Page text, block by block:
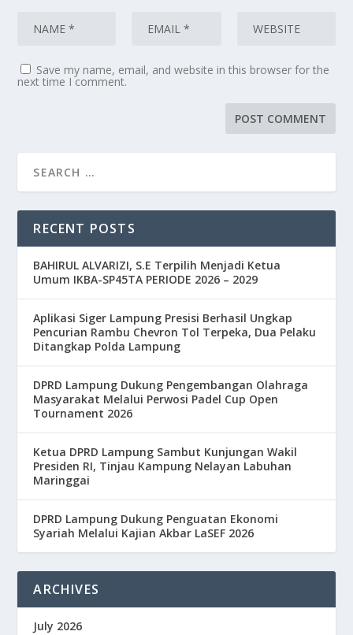
Save my name, email, and website in this browser for the
next time I comment.
RECENT POSTS
BAHIRUL ALVARIZI, S.E Terpilih Menjadi Ketua
Umum IKBA-SP45TA PERIODE 2026 – 2029
Aplikasi Siger Lampung Presisi Berhasil Ungkap
Pencurian Rambu Chevron Tol Terpeka, Dua Pelaku
Ditangkap Polda Lampung
DPRD Lampung Dukung Pengembangan Olahraga
Masyarakat Melalui Perwosi Padel Cup Open
Tournament 2026
Ketua DPRD Lampung Sambut Kunjungan Wakil
Presiden RI, Tinjau Kampung Nelayan Labuhan
Maringgai
DPRD Lampung Dukung Penguatan Ekonomi
Syariah Melalui Kajian Akbar LaSEF 2026
ARCHIVES
July 2026